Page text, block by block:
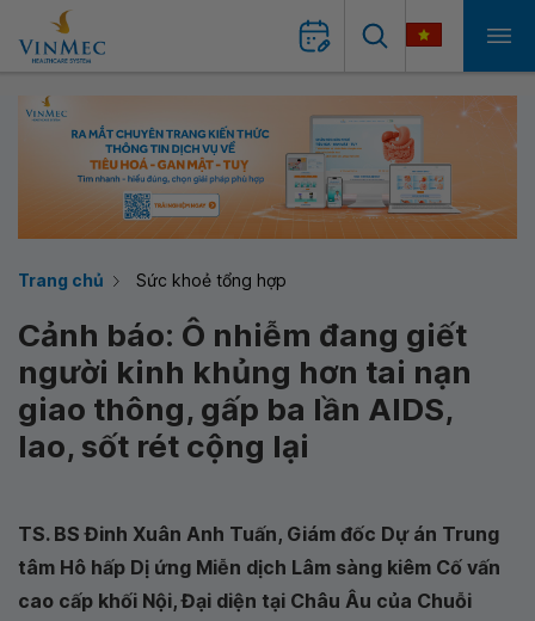
Trang chủ Sức khoẻ tổng hợp
Cảnh báo: Ô nhiễm đang giết
người kinh khủng hơn tai nạn
giao thông, gấp ba lần AIDS,
lao, sốt rét cộng lại
TS. BS Đinh Xuân Anh Tuấn, Giám đốc Dự án Trung
tâm Hô hấp Dị ứng Miễn dịch Lâm sàng kiêm Cố vấn
cao cấp khối Nội, Đại diện tại Châu Âu của Chuỗi